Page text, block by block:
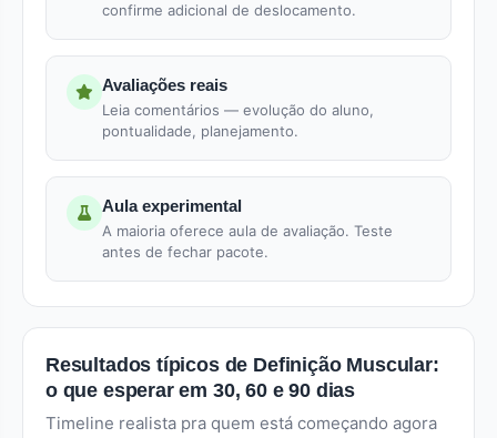
confirme adicional de deslocamento.
Avaliações reais
Leia comentários — evolução do aluno,
pontualidade, planejamento.
Aula experimental
A maioria oferece aula de avaliação. Teste
antes de fechar pacote.
Resultados típicos de Definição Muscular:
o que esperar em 30, 60 e 90 dias
Timeline realista pra quem está começando agora